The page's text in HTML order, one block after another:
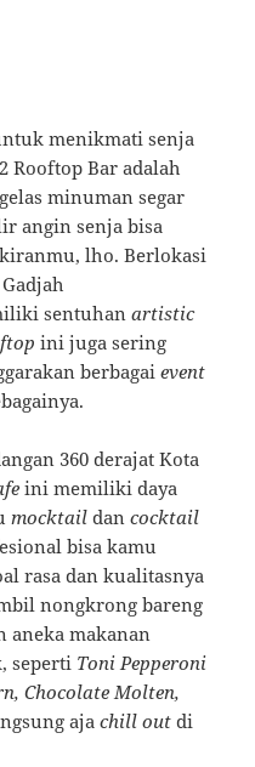
menikmati senja
Rooftop Bar adalah
minuman segar
angin senja bisa
lho. Berlokasi
sentuhanartistic
ini juga sering
berbagaievent
360 derajat Kota
ini memiliki daya
mocktail dancocktail
bisa kamu
rasa dan kualitasnya
nongkrong bareng
aneka makanan
seperti Toni Pepperoni
Chocolate Molten,
ajachill out di